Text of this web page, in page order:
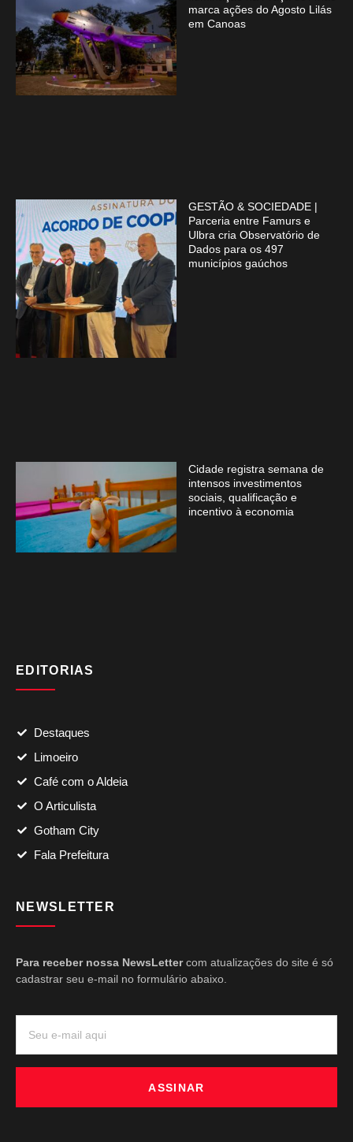
marca ações do Agosto Lilás
em Canoas
GESTÃO & SOCIEDADE |
Parceria entre Famurs e
Ulbra cria Observatório de
Dados para os 497
municípios gaúchos
Cidade registra semana de
intensos investimentos
sociais, qualificação e
incentivo à economia
EDITORIAS
Destaques
Limoeiro
Café com o Aldeia
O Articulista
Gotham City
Fala Prefeitura
NEWSLETTER
Para receber nossa NewsLettercom atualizações do site é só
cadastrar seu e-mail no formulário abaixo.
ASSINAR